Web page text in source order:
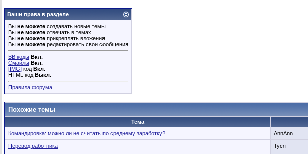
Ваши права в разделе
Вы не можете создавать новые темы
Вы не можете отвечать в темах
Вы не можете прикреплять вложения
Вы не можете редактировать свои сообщения
BB коды Вкл.
Смайлы Вкл.
[IMG] код Вкл.
HTML код Выкл.
Правила форума
Похожие темы
Тема
Командировка: можно ли не считать по среднему заработку?
AnnAnn
Перевод работника Туся